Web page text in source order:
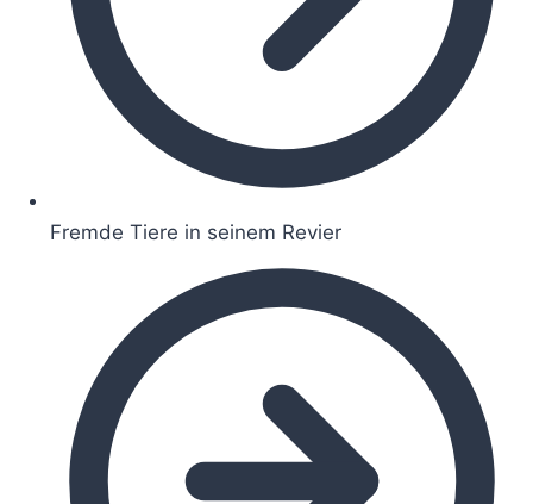
Fremde Tiere in seinem Revier